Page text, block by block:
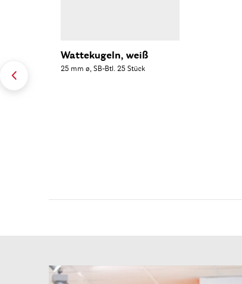
Wattekugeln, weiß
25 mm ø, SB-Btl. 25 Stück